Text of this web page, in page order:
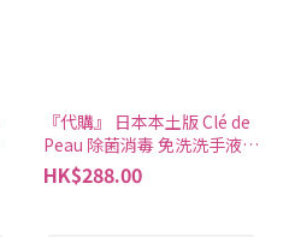
『代購』 日本本土版 Clé de
Peau 除菌消毒 免洗洗手液
300ml|CPB|搵好西
HK$288.00